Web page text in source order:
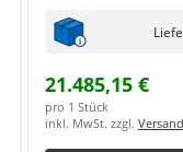
21.485,15 €
pro 1 Stück
inkl. MwSt. zzgl. Versand